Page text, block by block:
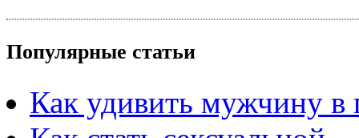
Популярные статьи
Как удивить мужчину в